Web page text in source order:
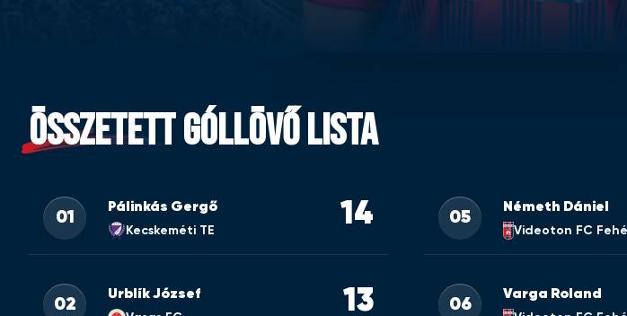
ÖSSZETETT GÓLLÖVŐ LISTA
01
Pálinkás Gergő
Kecskeméti TE 14
02
Urblík József 13
05
Németh Dániel
Videoton FC
06
Varga Roland